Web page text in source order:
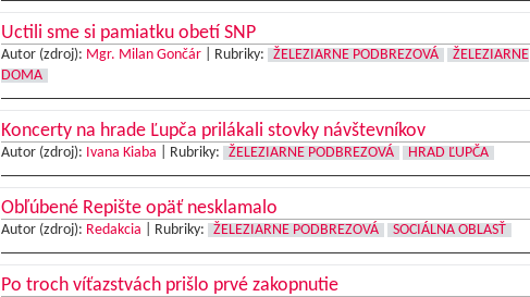
Uctili sme si pamiatku obetí SNP
Autor (zdroj): Mgr. Milan Gončár| Rubriky: ŽELEZIARNE PODBREZOVÁ
ŽELEZIARNE
DOMA
Koncerty na hrade Ľupča prilákali stovky návštevníkov
Autor (zdroj): Ivana Kiaba Rubriky: ŽELEZIARNE PODBREZOVÁ HRAD ĽUPČA
Obľúbené Repište opäť nesklamalo
Autor (zdroj): Redakcia Rubriky: ŽELEZIARNE PODBREZOVÁ SOCIÁLNA OBLASŤ
Po troch víťazstvách prišlo prvé zakopnutie